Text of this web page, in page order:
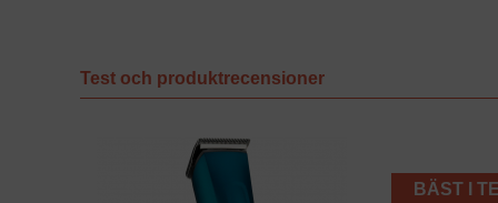
Test och produktrecensioner
BÄST I